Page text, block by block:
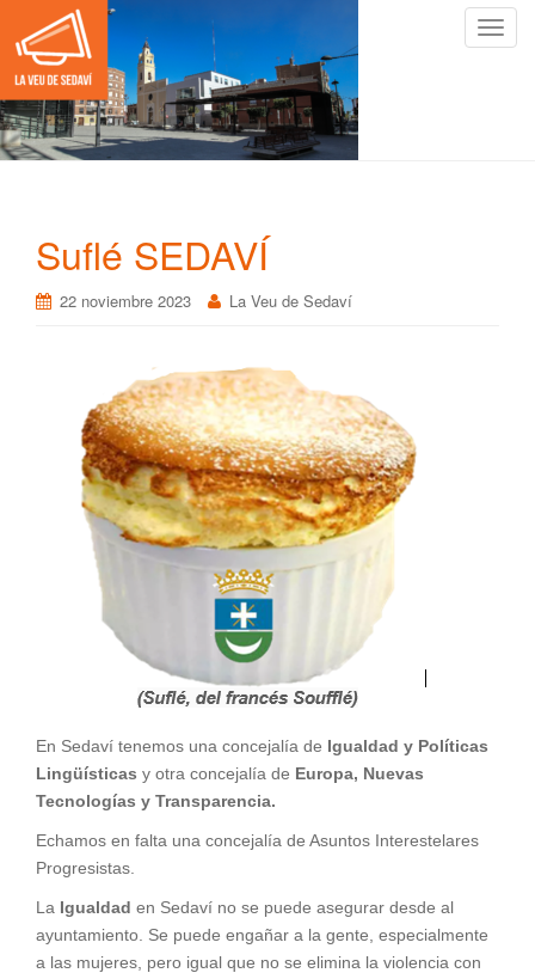
C
Suflé SEDAVÍ
22 noviembre 2023 La Veu de Sedaví
En Sedaví tenemos una concejalía de Igualdad y Políticas
Lingüísticas y otra concejalía de Europa, Nuevas
Tecnologías y Transparencia.
Echamos en falta una concejalía de Asuntos Interestelares
Progresistas.
La Igualdad en Sedaví no se puede asegurar desde al
ayuntamiento. Se puede engañar a la gente, especialmente
a las mujeres, pero igual que no se elimina la violencia con